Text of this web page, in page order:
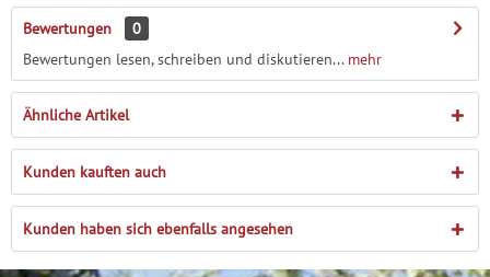
Bewertungen
0
Bewertungen lesen, schreiben und diskutieren...mehr
Ähnliche Artikel
Kunden kauften auch
Kunden haben sich ebenfalls angesehen